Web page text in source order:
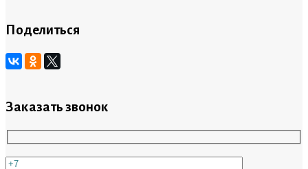
Поделиться
Заказать звонок